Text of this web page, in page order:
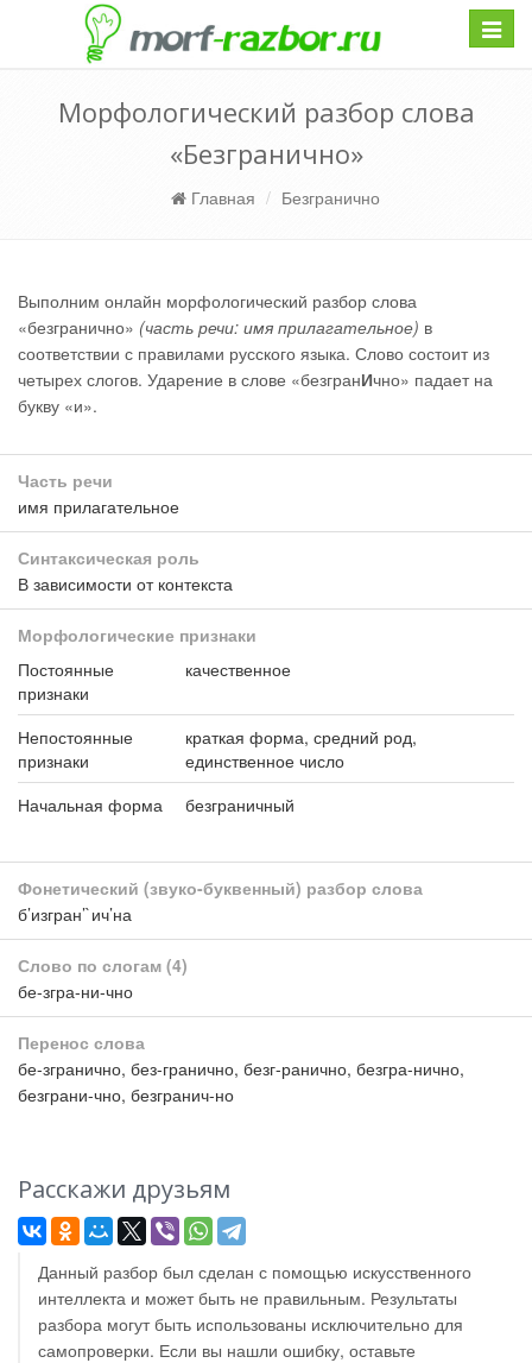
Морфологический разбор слова
«Безгранично»
Главная Безгранично
Выполним онлайн морфологический разбор слова
«безгранично» (часть речи: имя прилагательное) в
соответствии с правилами русского языка. Слово состоит из
четырех слогов. Ударение в слове «безгранИчно» падает на
букву «и».
Часть речи
имя прилагательное
Синтаксическая роль
В зависимости от контекста
Морфологические признаки
Постоянные
признаки
качественное
Непостоянные
признаки
краткая форма, средний род,
единственное число
Начальная форма
безграничный
Фонетический (звуко-буквенный) разбор слова
б’изгран’`ич’на
Слово по слогам (4)
бе-згра-ни-чно
Перенос слова
бе-згранично, без-гранично, безг-ранично, безгра-нично,
безграни-чно, безгранич-но
Расскажи друзьям
Данный разбор был сделан с помощью искусственного
интеллекта и может быть не правильным. Результаты
разбора могут быть использованы исключительно для
самопроверки. Если вы нашли ошибку, оставьте